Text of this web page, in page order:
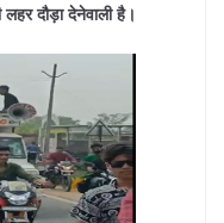
लहर दौड़ा देनेवाली है।